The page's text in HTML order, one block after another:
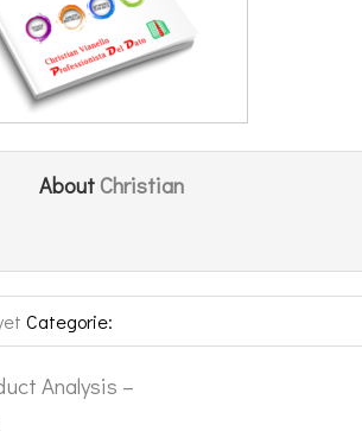
About Christian
Categorie:
Analysis –